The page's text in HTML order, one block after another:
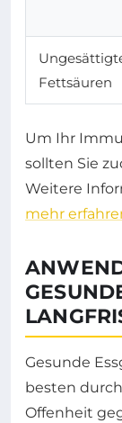
Fettsäuren
Um Ihr
sollten Sie
Weitere
mehr
Gesunde
besten
Offenheit